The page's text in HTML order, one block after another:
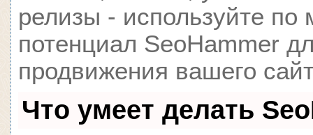
релизы - используйте по
потенциал SeoHammer
продвижения вашего
Что умеет делать